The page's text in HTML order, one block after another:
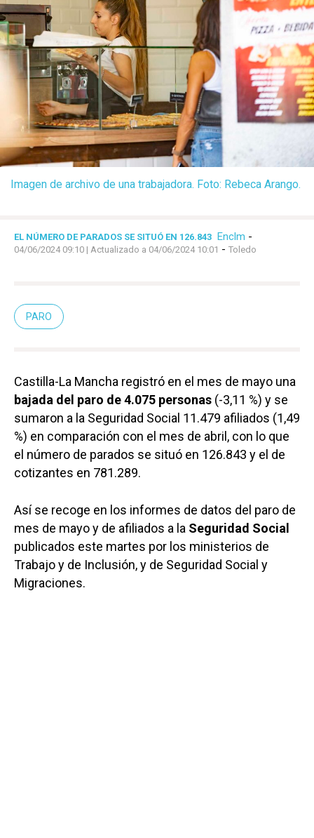
Imagen de archivo de una trabajadora. Foto: Rebeca Arango.
EL NÚMERO DE PARADOS SE SITUÓ EN 126.843 Enclm -
04/06/2024 09:10 | Actualizado a 04/06/2024 10:01 - Toledo
PARO
Castilla-La Mancha registró en el mes de mayo una
bajada del paro de 4.075 personas (-3,11 %) y se
sumaron a la Seguridad Social 11.479 afiliados (1,49
%) en comparación con el mes de abril, con lo que
el número de parados se situó en 126.843 y el de
cotizantes en 781.289.
Así se recoge en los informes de datos del paro de
mes de mayo y de afiliados a la Seguridad Social
publicados este martes por los ministerios de
Trabajo y de Inclusión, y de Seguridad Social y
Migraciones.